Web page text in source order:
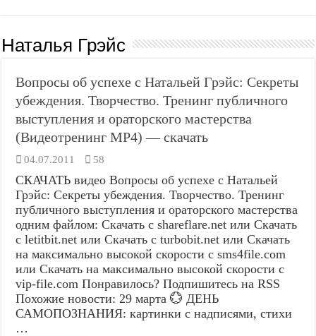
Наталья Грэйс
Вопросы об успехе с Натальей Грэйс: Секреты
убеждения. Творчество. Тренинг публичного
выступления и ораторского мастерства
(Видеотренинг MP4) — скачать
04.07.2011 58
СКАЧАТЬ видео Вопросы об успехе с Натальей
Грэйс: Секреты убеждения. Творчество. Тренинг
публичного выступления и ораторского мастерства
одним файлом: Скачать с shareflare.net или Скачать
с letitbit.net или Скачать с turbobit.net или Скачать
на максимально высокой скорости с sms4file.com
или Скачать на максимально высокой скорости с
vip-file.com Понравилось? Подпишитесь на RSS
Похожие новости: 29 марта 💮 ДЕНЬ
САМОПОЗНАНИЯ: картинки с надписями, стихи
…